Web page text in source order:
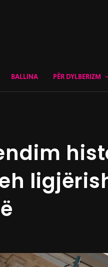
BALLINA PËR DYLBERIZM